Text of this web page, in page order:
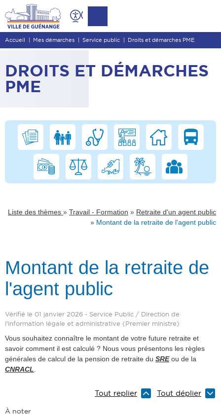
Contenu
Entête de page
Menu principal
Pied de page
Accueil Mes démarches Service public Droits et démarches PME
DROITS ET DÉMARCHES
PME
Liste des thèmes » Travail - Formation » Retraite d'un agent public
» Montant de la retraite de l'agent public
Montant de la retraite de
l'agent public
Vérifié le 01 janvier 2026 - Service Public / Direction de
l'information légale et administrative (Premier ministre)
Vous souhaitez connaître le montant de votre future retraite et
savoir comment il est calculé ? Nous vous présentons les règles
générales de calcul de la pension de retraite du SREou de la
CNRACL
Tout replier
Tout déplier
À noter